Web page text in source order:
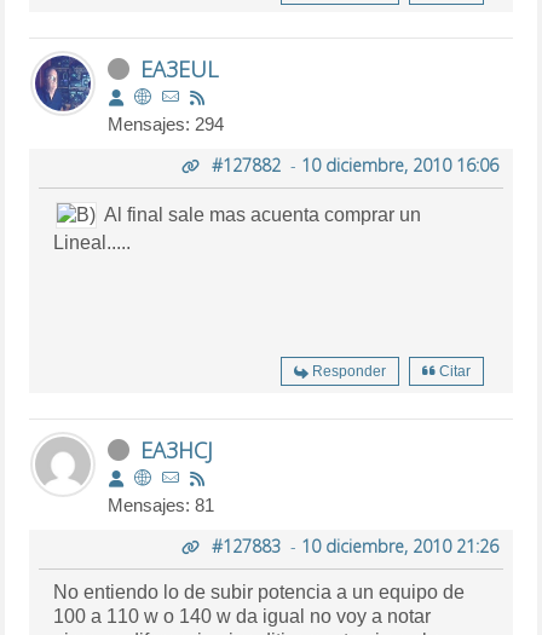
EA3EUL
Mensajes: 294
#127882- 10 diciembre, 2010 16:06
Al final sale mas acuenta comprar un
Lineal.....
Responder Citar
EA3HCJ
Mensajes: 81
#127883- 10 diciembre, 2010 21:26
No entiendo lo de subir potencia a un equipo de
100 a 110 w o 140 w da igual no voy a notar